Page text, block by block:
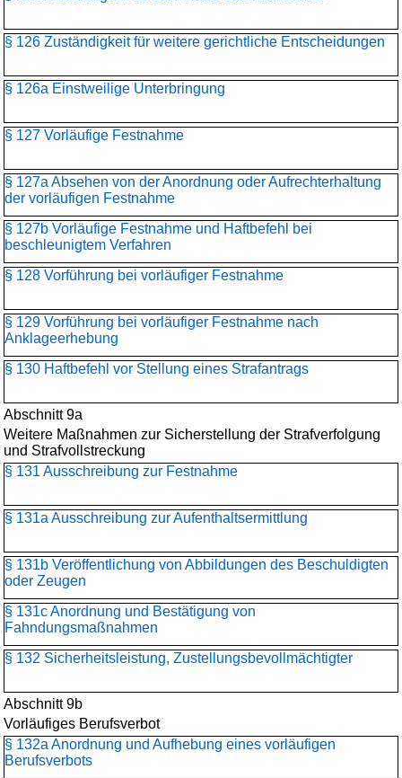
§ 126 Zuständigkeit für weitere gerichtliche Entscheidungen
§ 126a Einstweilige Unterbringung
§ 127 Vorläufige Festnahme
§ 127a Absehen von der Anordnung oder Aufrechterhaltung
der vorläufigen Festnahme
§ 127b Vorläufige Festnahme und Haftbefehl bei
beschleunigtem Verfahren
§ 128 Vorführung bei vorläufiger Festnahme
§ 129 Vorführung bei vorläufiger Festnahme nach
Anklageerhebung
§ 130 Haftbefehl vor Stellung eines Strafantrags
Abschnitt 9a
Weitere Maßnahmen zur Sicherstellung der Strafverfolgung
und Strafvollstreckung
§ 131 Ausschreibung zur Festnahme
§ 131a Ausschreibung zur Aufenthaltsermittlung
§ 131b Veröffentlichung von Abbildungen des Beschuldigten
oder Zeugen
§ 131c Anordnung und Bestätigung von
Fahndungsmaßnahmen
§ 132 Sicherheitsleistung, Zustellungsbevollmächtigter
Abschnitt 9b
Vorläufiges Berufsverbot
§ 132a Anordnung und Aufhebung eines vorläufigen
Berufsverbots